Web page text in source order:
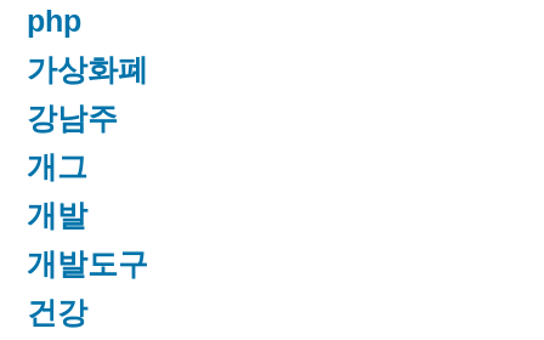
php
가상화폐
강남주
개그
개발
개발도구
건강